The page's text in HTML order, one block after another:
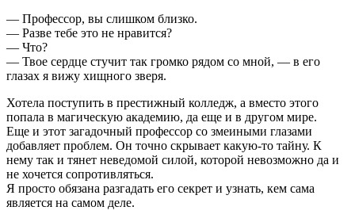
— Профессор, вы слишком близко.
— Разве тебе это не нравится?
— Что?
— Твое сердце стучит так громко рядом со мной, — в его
глазах я вижу хищного зверя.
Хотела поступить в престижный колледж, а вместо этого
попала в магическую академию, да еще и в другом мире.
Еще и этот загадочный профессор со змеиными глазами
добавляет проблем. Он точно скрывает какую-то тайну. К
нему так и тянет неведомой силой, которой невозможно да и
не хочется сопротивляться.
Я просто обязана разгадать его секрет и узнать, кем сама
является на самом деле.